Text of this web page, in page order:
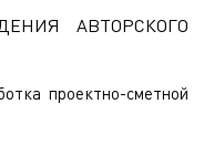
АВТОРСКОГО
проектно-сметной